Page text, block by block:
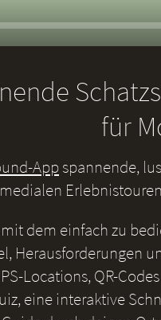
Seek
für
Appspannende,
Erlebnistouren
dem einfach zu
Herausforderungen
Locations, QR-
eine interaktive